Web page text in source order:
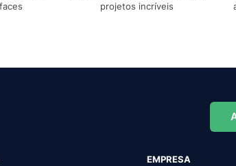
projetos incríveis
EMPRESA